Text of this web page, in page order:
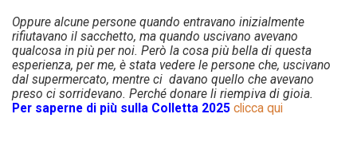
Oppure alcune persone quando entravano inizialmente
rifiutavano il sacchetto, ma quando uscivano avevano
qualcosa in più per noi. Però la cosa più bella di questa
esperienza, per me, è stata vedere le persone che, uscivano
dal supermercato, mentre ci davano quello che avevano
preso ci sorridevano. Perché donare li riempiva di gioia.
Per saperne di più sulla Colletta 2025 clicca qui